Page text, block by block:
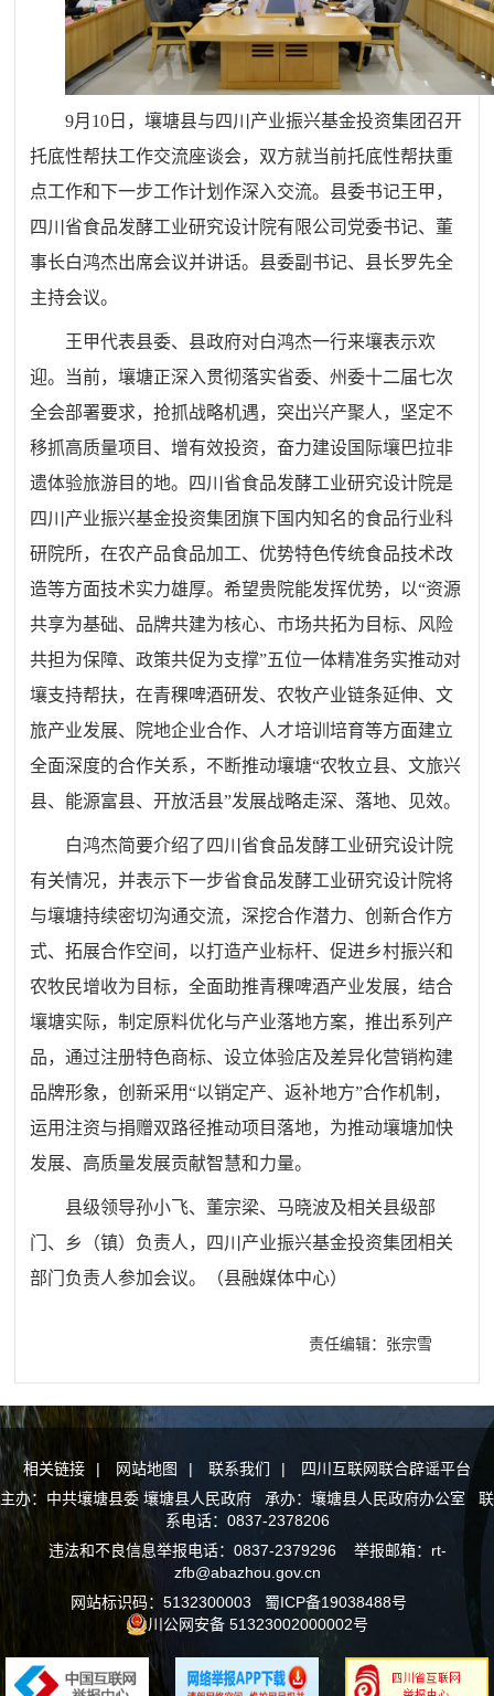
9月10日，壤塘县与四川产业振兴基金投资集团召开
托底性帮扶工作交流座谈会，双方就当前托底性帮扶重
点工作和下一步工作计划作深入交流。县委书记王甲，
四川省食品发酵工业研究设计院有限公司党委书记、董
事长白鸿杰出席会议并讲话。县委副书记、县长罗先全
主持会议。
王甲代表县委、县政府对白鸿杰一行来壤表示欢
迎。当前，壤塘正深入贯彻落实省委、州委十二届七次
全会部署要求，抢抓战略机遇，突出兴产聚人，坚定不
移抓高质量项目、增有效投资，奋力建设国际壤巴拉非
遗体验旅游目的地。四川省食品发酵工业研究设计院是
四川产业振兴基金投资集团旗下国内知名的食品行业科
研院所，在农产品食品加工、优势特色传统食品技术改
造等方面技术实力雄厚。希望贵院能发挥优势，以“资源
共享为基础、品牌共建为核心、市场共拓为目标、风险
共担为保障、政策共促为支撑”五位一体精准务实推动对
壤支持帮扶，在青稞啤酒研发、农牧产业链条延伸、文
旅产业发展、院地企业合作、人才培训培育等方面建立
全面深度的合作关系，不断推动壤塘“农牧立县、文旅兴
县、能源富县、开放活县”发展战略走深、落地、见效。
白鸿杰简要介绍了四川省食品发酵工业研究设计院
有关情况，并表示下一步省食品发酵工业研究设计院将
与壤塘持续密切沟通交流，深挖合作潜力、创新合作方
式、拓展合作空间，以打造产业标杆、促进乡村振兴和
农牧民增收为目标，全面助推青稞啤酒产业发展，结合
壤塘实际，制定原料优化与产业落地方案，推出系列产
品，通过注册特色商标、设立体验店及差异化营销构建
品牌形象，创新采用“以销定产、返补地方”合作机制，
运用注资与捐赠双路径推动项目落地，为推动壤塘加快
发展、高质量发展贡献智慧和力量。
县级领导孙小飞、董宗梁、马晓波及相关县级部
门、乡（镇）负责人，四川产业振兴基金投资集团相关
部门负责人参加会议。（县融媒体中心）
责任编辑：张宗雪
相关链接 | 网站地图 | 联系我们 |
四川互联网联合辟谣平台
主办：中共壤塘县委 壤塘县人民政府 承办：壤塘县人民政府办公室 联
系电话：0837-2378206
违法和不良信息举报电话：0837-2379296 举报邮箱：rt-
zfb@abazhou.gov.cn
网站标识码：5132300003 蜀ICP备19038488号
川公网安备 51323002000002号